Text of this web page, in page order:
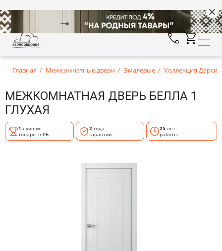
Главная Межкомнатные двери Эмалевые Коллекция Дарси
МЕЖКОМНАТНАЯ ДВЕРЬ БЕЛЛА 1
ГЛУХАЯ
1 лучшие
товары в РБ
2года
гарантии
25 лет
работы